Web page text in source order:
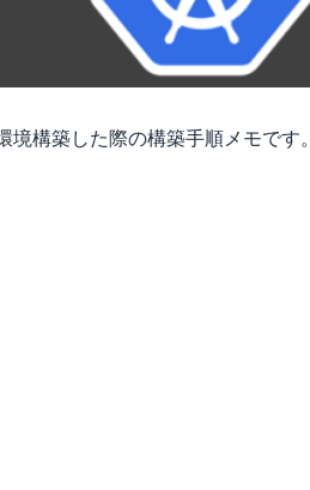
境構築した際の構築手順メモです